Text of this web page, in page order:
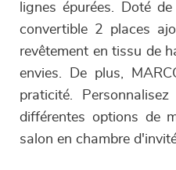
lignes épurées. Doté
convertible 2 places
revêtement en tissu de
envies. De plus,
praticité.
différentes options de
salon en chambre